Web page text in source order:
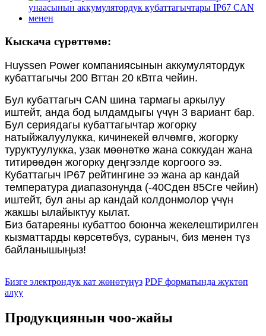
Кыскача сүрөттөмө:
Huyssen Power компаниясынын аккумулятордук
кубаттагычы 200 Вттан 20 кВтга чейин.
Бул кубаттагыч CAN шина тармагы аркылуу
иштейт, анда бод ылдамдыгы үчүн 3 вариант бар.
Бул сериядагы кубаттагычтар жогорку
натыйжалуулукка, кичинекей өлчөмгө, жогорку
туруктуулукка, узак мөөнөткө жана соккудан жана
титирөөдөн жогорку деңгээлде коргоого ээ.
Кубаттагыч IP67 рейтингине ээ жана ар кандай
температура диапазонунда (-40Cден 85Cге чейин)
иштейт, бул аны ар кандай колдонмолор үчүн
жакшы ылайыктуу кылат.
Биз батареяны кубаттоо боюнча жекелештирилген
кызматтарды көрсөтөбүз, сураныч, биз менен түз
байланышыңыз!
Бизге электрондук кат жөнөтүңүз PDF форматында жүктөп
алуу
Продукциянын чоо-жайы